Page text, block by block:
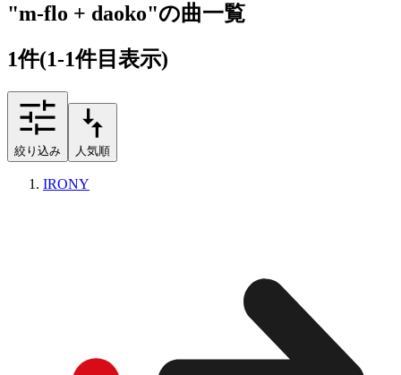
"m-flo + daoko"の曲一覧
1件(1-1件目表示)
絞り込み 人気順
IRONY